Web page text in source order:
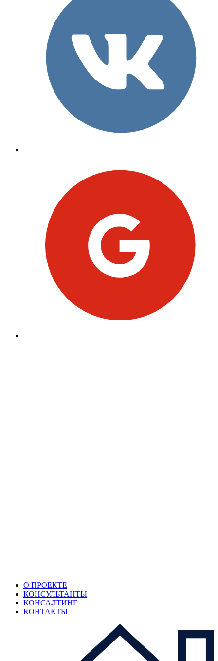
О ПРОЕКТЕ
КОНСУЛЬТАНТЫ
КОНСАЛТИНГ
КОНТАКТЫ